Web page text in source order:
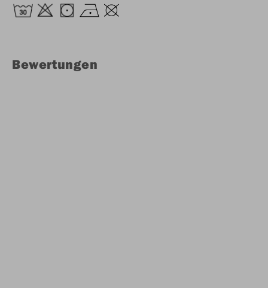
Bewertungen